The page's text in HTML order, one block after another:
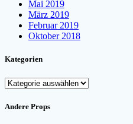
Mai 2019
März 2019
Februar 2019
Oktober 2018
Kategorien
Kategorien
Andere Props